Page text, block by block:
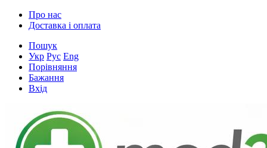
Про нас
Доставка і оплата
Пошук
Укр Рус Eng
Порівняння
Бажання
Вхід